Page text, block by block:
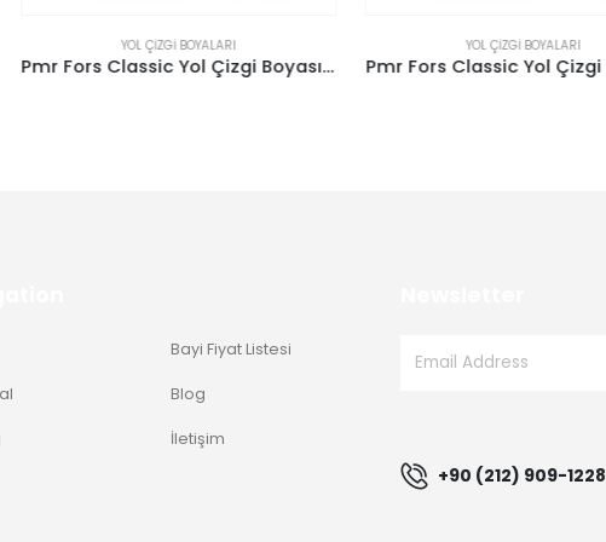
YOL ÇIZGI BOYALARI
Pmr Fors Classic Yol Çizgi Boyası – Gri
YOL ÇIZGI BOYALARI
Pmr Fors Classic Yol Çizgi Boyası – Mor
Bayi Fiyat Listesi
Blog
İletişim
+90 (212) 909-1228